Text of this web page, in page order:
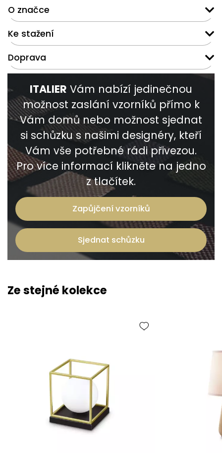
O značce
Ke stažení
Doprava
ITALIER Vám nabízí jedinečnou
možnost zaslání vzorníků přímo k
Vám domů nebo možnost sjednat
si schůzku s našimi designéry, kteří
Vám vše potřebné rádi přivezou.
Pro více informací klikněte na jedno
z tlačítek.
Zapůjčení vzorníků
Sjednat schůzku
Ze stejné kolekce